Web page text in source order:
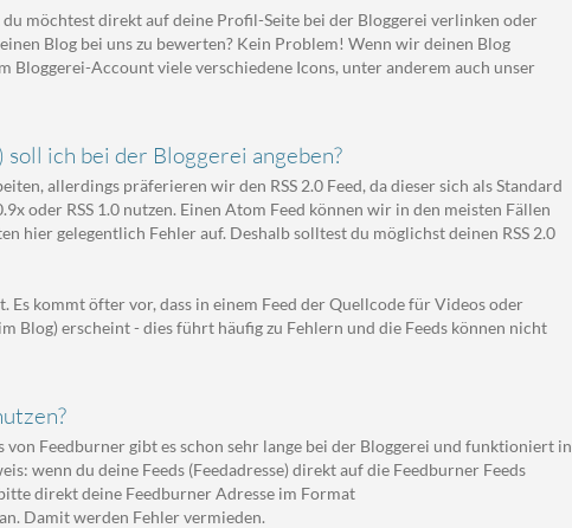
möchtest direkt auf deine Profil-Seite bei der Bloggerei verlinken oder
Blog bei uns zu bewerten? Kein Problem! Wenn wir deinen Blog
Bloggerei-Account viele verschiedene Icons, unter anderem auch unser
ich bei der Bloggerei angeben?
allerdings präferieren wir den RSS 2.0 Feed, da dieser sich als Standard
oder RSS 1.0 nutzen. Einen Atom Feed können wir in den meisten Fällen
hier gelegentlich Fehler auf. Deshalb solltest du möglichst deinen RSS 2.0
Es kommt öfter vor, dass in einem Feed der Quellcode für Videos oder
Blog) erscheint - dies führt häufig zu Fehlern und die Feeds können nicht
Feedburner gibt es schon sehr lange bei der Bloggerei und funktioniert in
wenn du deine Feeds (Feedadresse) direkt auf die Feedburner Feeds
direkt deine Feedburner Adresse im Format
Damit werden Fehler vermieden.